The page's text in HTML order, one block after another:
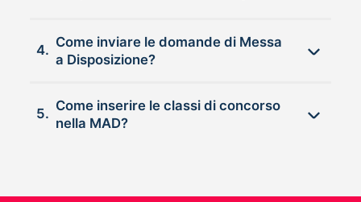
4.
Come inviare le domande di Messa
a Disposizione?
5.
Come inserire le classi di concorso
nella MAD?